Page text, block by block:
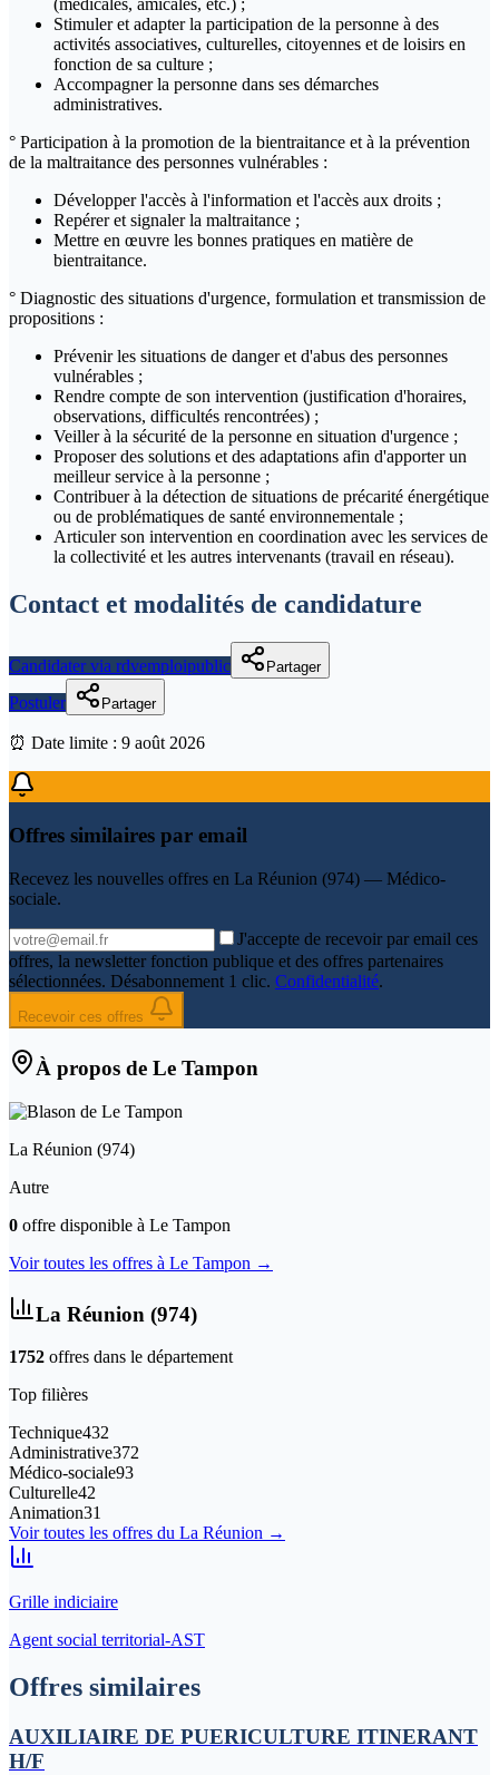
(médicales, amicales, etc.) ;
Stimuler et adapter la participation de la personne à des
activités associatives, culturelles, citoyennes et de loisirs en
fonction de sa culture ;
Accompagner la personne dans ses démarches
administratives.
° Participation à la promotion de la bientraitance et à la prévention
de la maltraitance des personnes vulnérables :
Développer l'accès à l'information et l'accès aux droits ;
Repérer et signaler la maltraitance ;
Mettre en œuvre les bonnes pratiques en matière de
bientraitance.
° Diagnostic des situations d'urgence, formulation et transmission de
propositions :
Prévenir les situations de danger et d'abus des personnes
vulnérables ;
Rendre compte de son intervention (justification d'horaires,
observations, difficultés rencontrées) ;
Veiller à la sécurité de la personne en situation d'urgence ;
Proposer des solutions et des adaptations afin d'apporter un
meilleur service à la personne ;
Contribuer à la détection de situations de précarité énergétique
ou de problématiques de santé environnementale ;
Articuler son intervention en coordination avec les services de
la collectivité et les autres intervenants (travail en réseau).
Contact et modalités de candidature
Candidater via rdvemploipublic Partager
Postuler Partager
⏰ Date limite : 9 août 2026
Offres similaires par email
Recevez les nouvelles offres en La Réunion (974) — Médico-
sociale.
J'accepte de recevoir par email ces
offres, la newsletter fonction publique et des offres partenaires
sélectionnées. Désabonnement 1 clic. Confidentialité.
Recevoir ces offres
À propos de Le Tampon
La Réunion (974)
Autre
0 offre disponible à Le Tampon
Voir toutes les offres à Le Tampon →
La Réunion (974)
1752 offres dans le département
Top filières
Technique432
Administrative372
Médico-sociale93
Culturelle42
Animation31
Voir toutes les offres du La Réunion →
Grille indiciaire
Agent social territorial-AST
Offres similaires
AUXILIAIRE DE PUERICULTURE ITINERANT
H/F